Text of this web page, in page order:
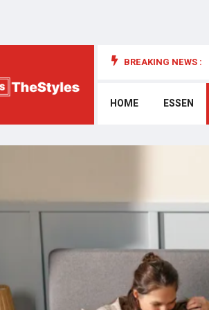
BREAKING NEWS :
HOME ESSEN